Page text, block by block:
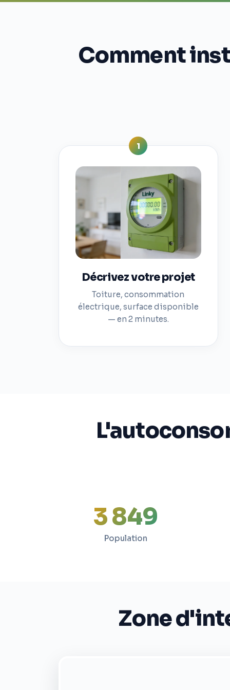
Comment
1
Décrivez votre projet
Toiture, consommation
électrique, surface disponible
— en 2 minutes.
3 849
Population
Zone